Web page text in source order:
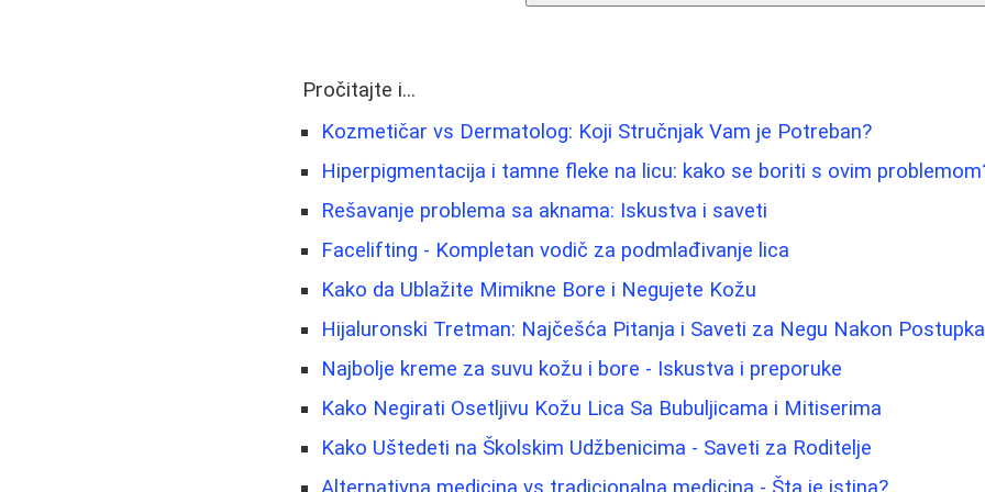
Pročitajte i...
Kozmetičar vs Dermatolog: Koji Stručnjak Vam je Potreban?
Hiperpigmentacija i tamne fleke na licu: kako se boriti s ovim
Rešavanje problema sa aknama: Iskustva i saveti
Facelifting - Kompletan vodič za podmlađivanje lica
Kako da Ublažite Mimikne Bore i Negujete Kožu
Hijaluronski Tretman: Najčešća Pitanja i Saveti za Negu Nakon Postupka
Najbolje kreme za suvu kožu i bore - Iskustva i preporuke
Kako Negirati Osetljivu Kožu Lica Sa Bubuljicama i Mitiserima
Kako Uštedeti na Školskim Udžbenicima - Saveti za Roditelje